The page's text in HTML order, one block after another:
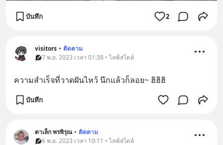
บันทึก 2
visitors • ติดตาม
7 พ.ย. 2023 เวลา 01:38 • ไลฟ์สไตล์
ความสำเร็จที่วาดฝันไหว้ นึกแล้วก็ลอย~ ฮิฮิฮิ
บันทึก
ตาเล็ก พรพิรุณ • ติดตาม
6 พ.ย. 2023 เวลา 10:11 • ไลฟ์สไตล์